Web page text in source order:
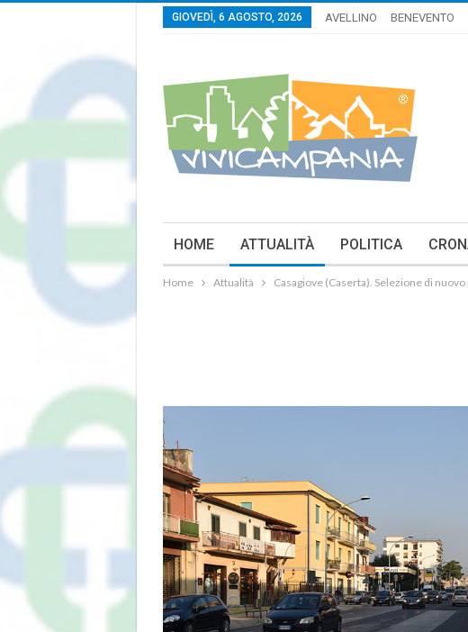
GIOVEDÌ, 6 AGOSTO, 2026 AVELLINO BENEVENTO
HOME ATTUALITÀ POLITICA
Home Attualità Casagiove (Caserta). Selezione di